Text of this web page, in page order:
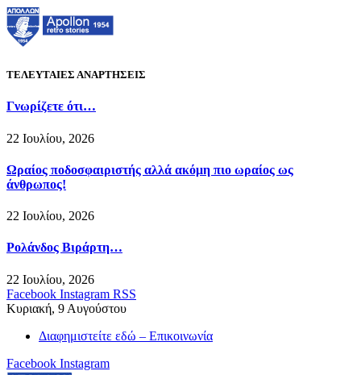
ΤΕΛΕΥΤΑΙΕΣ ΑΝΑΡΤΗΣΕΙΣ
Γνωρίζετε ότι…
22 Ιουλίου, 2026
Ωραίος ποδοσφαιριστής αλλά ακόμη πιο ωραίος ως
άνθρωπος!
22 Ιουλίου, 2026
Ρολάνδος Βιράρτη…
22 Ιουλίου, 2026
Facebook Instagram RSS
Κυριακή, 9 Αυγούστου
Διαφημιστείτε εδώ – Επικοινωνία
Facebook Instagram